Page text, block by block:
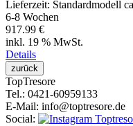
Lieferzeit: Standardmodell
6-8 Wochen
917.99 €
inkl. 19 % MwSt.
Details
TopTresore
Tel.: 0421-60959133
E-Mail: info@toptresore.de
Social: